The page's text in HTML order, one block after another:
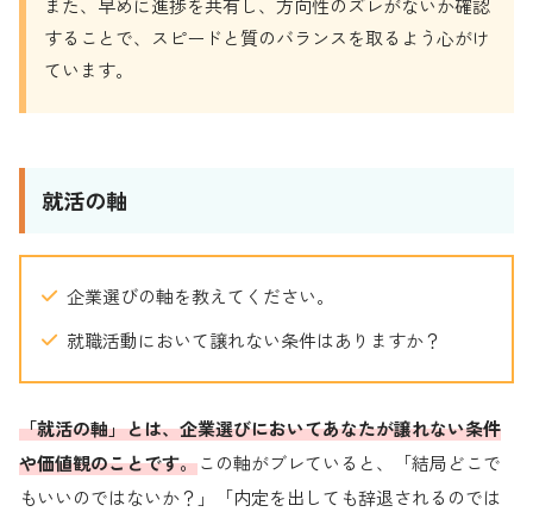
また、早めに進捗を共有し、方向性のズレがないか確認
することで、スピードと質のバランスを取るよう心がけ
ています。
就活の軸
企業選びの軸を教えてください。
就職活動において譲れない条件はありますか？
「就活の軸」とは、企業選びにおいてあなたが譲れない条件
や価値観のことです。この軸がブレていると、「結局どこで
もいいのではないか？」「内定を出しても辞退されるのでは